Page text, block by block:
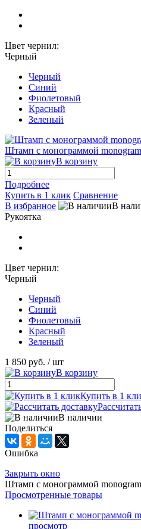
Цвет чернил:
Черный
Черный
Синий
Фиолетовый
Красный
Зеленый
Штамп с монограммой
В корзину
Подробнее
Купить в 1 клик Сравнение
В избранное
В
Рукоятка
Цвет чернил:
Черный
Черный
Синий
Фиолетовый
Красный
Зеленый
1 850 руб. / шт
В корзину
Купить в 1
В наличии
Поделиться
Ошибка
Закрыть окно
Штамп с монограммой
Просмотренные товары
просмотр